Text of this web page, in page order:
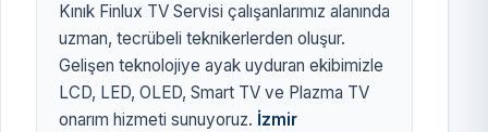
Kınık Finlux TV Servisi çalışanlarımız alanında
uzman, tecrübeli teknikerlerden oluşur.
Gelişen teknolojiye ayak uyduran ekibimizle
LCD, LED, OLED, Smart TV ve Plazma TV
onarım hizmeti sunuyoruz. İzmir